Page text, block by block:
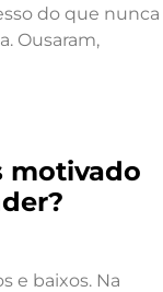
do que nunca
Ousaram,
motivado
e baixos. Na